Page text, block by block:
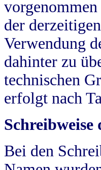
der
Verwendung
dahinter zu
technischen
erfolgt nach
Schreibweise
Bei den